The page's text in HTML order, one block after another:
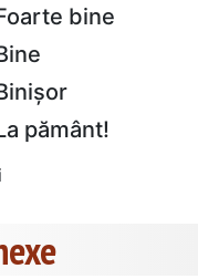
bine
pământ!